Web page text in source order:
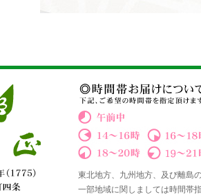
東北地方、九州地方、及び離島
一部地域に関しましては時間帯